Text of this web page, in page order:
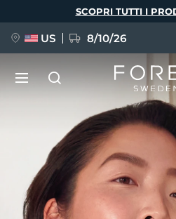
SCOPRI TUTTI I
US 8/10/26
NUOVO
FAQ™ Pure Beauty-Tech
BREAKING NEWS
Lingua
English Deutsch
Français
Italiano